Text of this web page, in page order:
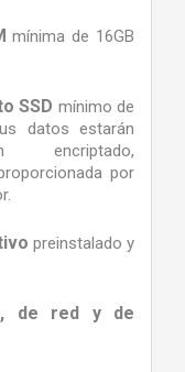
mínima de 16GB
SSD mínimo de
datos estarán
encriptado,
por
preinstalado y
de red y de